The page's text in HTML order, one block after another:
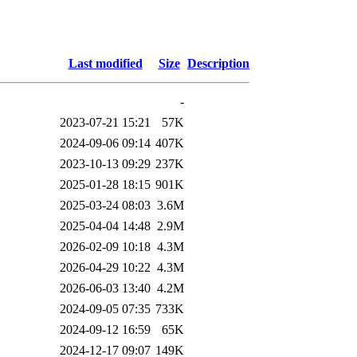
Last modified Size Description
-
2023-07-21 15:21
57K
2024-09-06 09:14 407K
2023-10-13 09:29 237K
2025-01-28 18:15 901K
2025-03-24 08:03 3.6M
2025-04-04 14:48 2.9M
2026-02-09 10:18 4.3M
2026-04-29 10:22 4.3M
2026-06-03 13:40 4.2M
2024-09-05 07:35 733K
2024-09-12 16:59
65K
2024-12-17 09:07 149K